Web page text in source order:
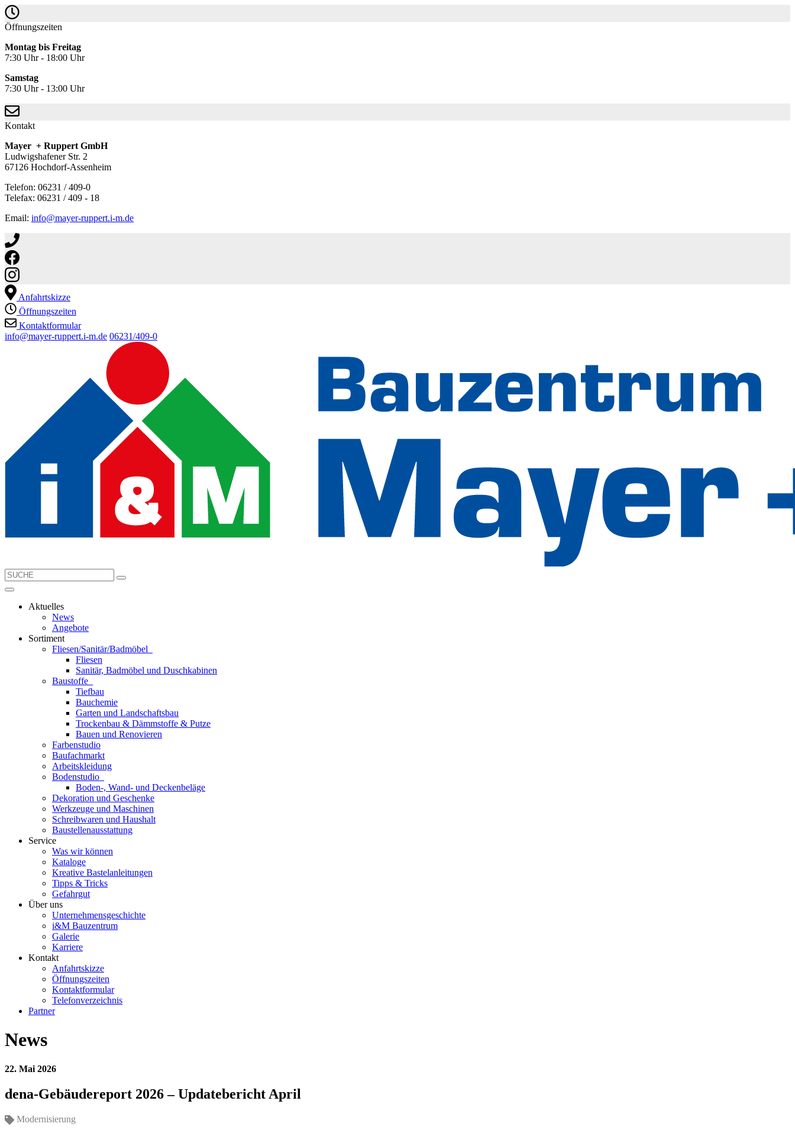
Öffnungszeiten
Montag bis Freitag
7:30 Uhr - 18:00 Uhr
Samstag
7:30 Uhr - 13:00 Uhr
Kontakt
Mayer + Ruppert GmbH
Ludwigshafener Str. 2
67126 Hochdorf-Assenheim
Telefon: 06231 / 409-0
Telefax: 06231 / 409 - 18
Email: info@mayer-ruppert.i-m.de
Anfahrtskizze
Öffnungszeiten
Kontaktformular
info@mayer-ruppert.i-m.de 06231/409-0
Aktuelles
News
Angebote
Sortiment
Fliesen/Sanitär/Badmöbel
Fliesen
Sanitär, Badmöbel und Duschkabinen
Baustoffe
Tiefbau
Bauchemie
Garten und Landschaftsbau
Trockenbau & Dämmstoffe & Putze
Bauen und Renovieren
Farbenstudio
Baufachmarkt
Arbeitskleidung
Bodenstudio
Boden-, Wand- und Deckenbeläge
Dekoration und Geschenke
Werkzeuge und Maschinen
Schreibwaren und Haushalt
Baustellenausstattung
Service
Was wir können
Kataloge
Kreative Bastelanleitungen
Tipps & Tricks
Gefahrgut
Über uns
Unternehmensgeschichte
i&M Bauzentrum
Galerie
Karriere
Kontakt
Anfahrtskizze
Öffnungszeiten
Kontaktformular
Telefonverzeichnis
Partner
News
22. Mai 2026
dena-Gebäudereport 2026 – Updatebericht April
Modernisierung